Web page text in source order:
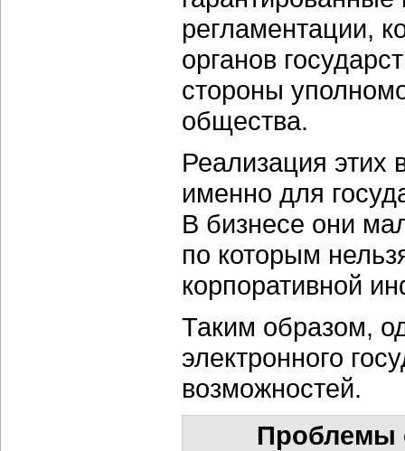
регламентации,
органов
стороны
общества.
Реализация этих
именно для
В бизнесе они
по которым
корпоративной
Таким образом,
электронного
возможностей.
Проблемы